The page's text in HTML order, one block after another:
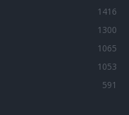
1416
1300
1065
1053
591